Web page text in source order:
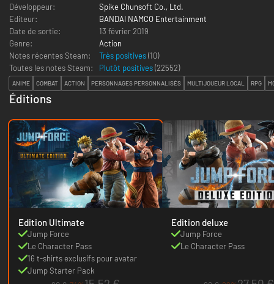
Développeur:
Spike Chunsoft Co., Ltd.
Editeur:
BANDAI NAMCO Entertainment
Date de sortie:
13 février 2019
Genre:
Action
Notes récentes Steam:
Très positives(10)
Toutes les notes Steam:
Plutôt positives(22552)
ANIME COMBAT ACTION PERSONNAGES PERSONNALISÉS MULTIJOUEUR LOCAL RPG
Éditions
Edition Ultimate
Jump Force
Le Character Pass
16 t-shirts exclusifs pour avatar
Jump Starter Pack
Edition deluxe
Jump Force
Le Character Pass